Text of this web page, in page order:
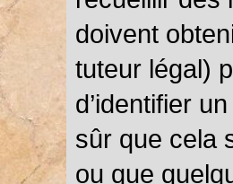
doivent
tuteur légal)
d’identifier
sûr que cela
ou que